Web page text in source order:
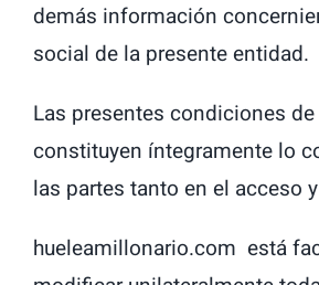
demás información
social de la presente entidad.
Las presentes condiciones
constituyen íntegramente lo
las partes tanto en el acceso
hueleamillonario.com está